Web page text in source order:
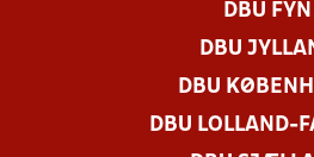
DBU FYN
DBU
DBU
DBU LOLLAND-